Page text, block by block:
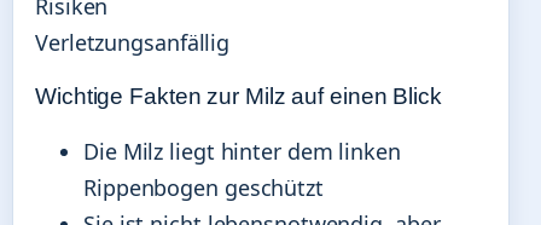
Verletzungsanfällig
Wichtige Fakten zur Milz auf einen Blick
Die Milz liegt hinter dem linken
Rippenbogen geschützt